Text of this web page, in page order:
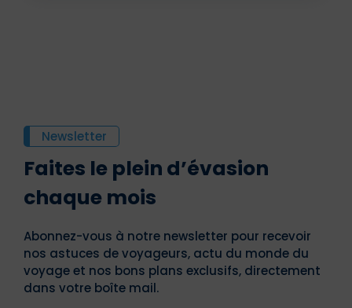
Newsletter
Faites le plein d’évasion
chaque mois
Abonnez-vous à notre newsletter pour recevoir
nos astuces de voyageurs, actu du monde du
voyage et nos bons plans exclusifs, directement
dans votre boîte mail.